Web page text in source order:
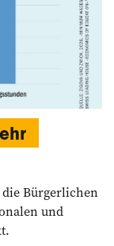
die Bürgerlichen
und